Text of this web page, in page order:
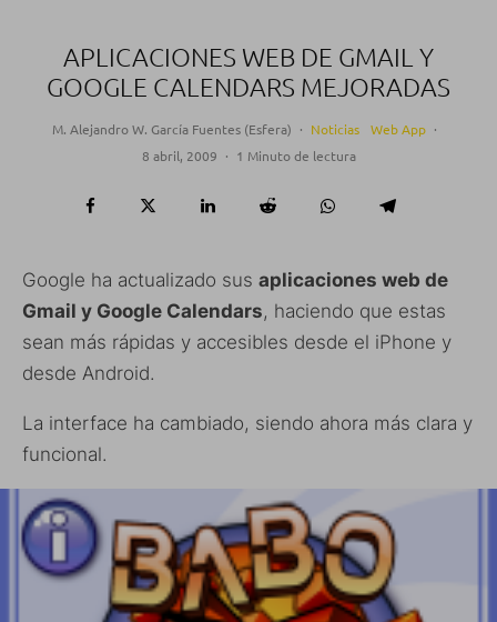
APLICACIONES WEB DE GMAIL Y
GOOGLE CALENDARS MEJORADAS
M. Alejandro W. García Fuentes (Esfera) · Noticias Web App ·
8 abril, 2009 · 1 Minuto de lectura
Google ha actualizado sus aplicaciones web de
Gmail y Google Calendars, haciendo que estas
sean más rápidas y accesibles desde el iPhone y
desde Android.
La interface ha cambiado, siendo ahora más clara y
funcional.